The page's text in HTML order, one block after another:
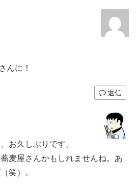
んに！
返信
お久しぶりです。
麦屋さんかもしれませんね。あ
笑）。